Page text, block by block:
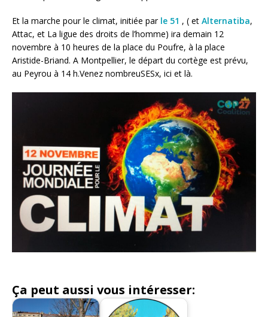
Et la marche pour le climat, initiée par le 51 , ( et Alternatiba,
Attac, et La ligue des droits de l’homme) ira demain 12
novembre à 10 heures de la place du Poufre, à la place
Aristide-Briand. A Montpellier, le départ du cortège est prévu,
au Peyrou à 14 h.Venez nombreuSESx, ici et là.
Ça peut aussi vous intéresser: